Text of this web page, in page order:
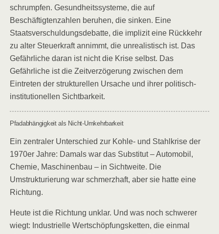
schrumpfen. Gesundheitssysteme, die auf
Beschäftigtenzahlen beruhen, die sinken. Eine
Staatsverschuldungsdebatte, die implizit eine Rückkehr
zu alter Steuerkraft annimmt, die unrealistisch ist. Das
Gefährliche daran ist nicht die Krise selbst. Das
Gefährliche ist die Zeitverzögerung zwischen dem
Eintreten der strukturellen Ursache und ihrer politisch-
institutionellen Sichtbarkeit.
Pfadabhängigkeit als Nicht-Umkehrbarkeit
Ein zentraler Unterschied zur Kohle- und Stahlkrise der
1970er Jahre: Damals war das Substitut – Automobil,
Chemie, Maschinenbau – in Sichtweite. Die
Umstrukturierung war schmerzhaft, aber sie hatte eine
Richtung.
Heute ist die Richtung unklar. Und was noch schwerer
wiegt: Industrielle Wertschöpfungsketten, die einmal